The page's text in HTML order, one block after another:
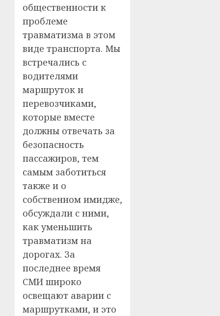
общественности к
проблеме
травматизма в этом
виде транспорта. Мы
встречались с
водителями
маршруток и
перевозчиками,
которые вместе
должны отвечать за
безопасность
пассажиров, тем
самым заботиться
также и о
собственном имидже,
обсуждали с ними,
как уменьшить
травматизм на
дорогах. За
последнее время
СМИ широко
освещают аварии с
маршрутками, и это